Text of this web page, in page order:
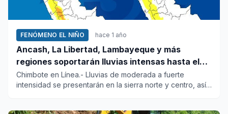
FENÓMENO EL NIÑO hace 1 año
Ancash, La Libertad, Lambayeque y más
regiones soportarán lluvias intensas hasta el
miércoles
Chimbote en Línea.- Lluvias de moderada a fuerte
intensidad se presentarán en la sierra norte y centro, así